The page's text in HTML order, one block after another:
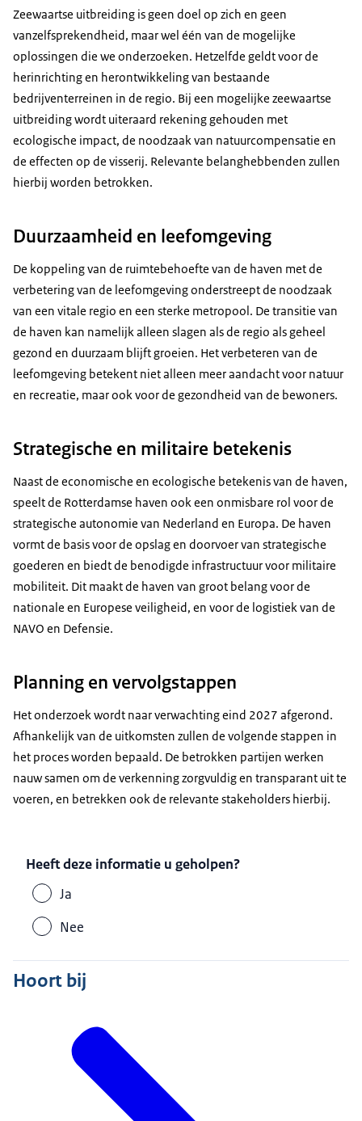
Zeewaartse uitbreiding is geen doel op zich en geen
vanzelfsprekendheid, maar wel één van de mogelijke
oplossingen die we onderzoeken. Hetzelfde geldt voor de
herinrichting en herontwikkeling van bestaande
bedrijventerreinen in de regio. Bij een mogelijke zeewaartse
uitbreiding wordt uiteraard rekening gehouden met
ecologische impact, de noodzaak van natuurcompensatie en
de effecten op de visserij. Relevante belanghebbenden zullen
hierbij worden betrokken.
Duurzaamheid en leefomgeving
De koppeling van de ruimtebehoefte van de haven met de
verbetering van de leefomgeving onderstreept de noodzaak
van een vitale regio en een sterke metropool. De transitie van
de haven kan namelijk alleen slagen als de regio als geheel
gezond en duurzaam blijft groeien. Het verbeteren van de
leefomgeving betekent niet alleen meer aandacht voor natuur
en recreatie, maar ook voor de gezondheid van de bewoners.
Strategische en militaire betekenis
Naast de economische en ecologische betekenis van de haven,
speelt de Rotterdamse haven ook een onmisbare rol voor de
strategische autonomie van Nederland en Europa. De haven
vormt de basis voor de opslag en doorvoer van strategische
goederen en biedt de benodigde infrastructuur voor militaire
mobiliteit. Dit maakt de haven van groot belang voor de
nationale en Europese veiligheid, en voor de logistiek van de
NAVO en Defensie.
Planning en vervolgstappen
Het onderzoek wordt naar verwachting eind 2027 afgerond.
Afhankelijk van de uitkomsten zullen de volgende stappen in
het proces worden bepaald. De betrokken partijen werken
nauw samen om de verkenning zorgvuldig en transparant uit te
voeren, en betrekken ook de relevante stakeholders hierbij.
Heeft deze informatie u geholpen?
Ja
Nee
Hoort bij